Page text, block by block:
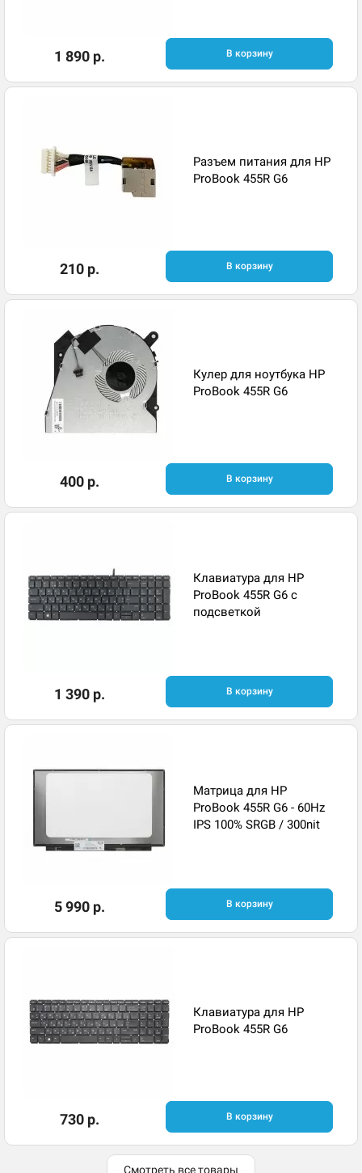
1 890 р. В корзину
Разъем питания для HP
ProBook 455R G6
210 р. В корзину
Кулер для ноутбука HP
ProBook 455R G6
400 р. В корзину
Клавиатура для HP
ProBook 455R G6 с
подсветкой
1 390 р. В корзину
Матрица для HP
ProBook 455R G6 - 60Hz
IPS 100% SRGB / 300nit
5 990 р. В корзину
Клавиатура для HP
ProBook 455R G6
730 р. В корзину
Смотреть все товары